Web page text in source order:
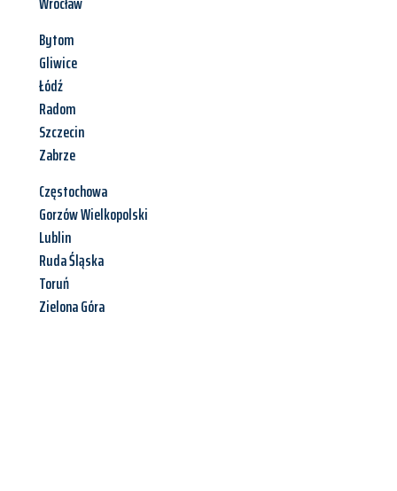
Bytom
Gliwice
Łódź
Radom
Szczecin
Zabrze
Częstochowa
Gorzów Wielkopolski
Lublin
Ruda Śląska
Toruń
Zielona Góra